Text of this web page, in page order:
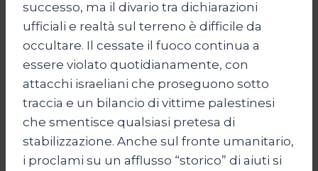
successo, ma il divario tra dichiarazioni
ufficiali e realtà sul terreno è difficile da
occultare. Il cessate il fuoco continua a
essere violato quotidianamente, con
attacchi israeliani che proseguono sotto
traccia e un bilancio di vittime palestinesi
che smentisce qualsiasi pretesa di
stabilizzazione. Anche sul fronte umanitario,
i proclami su un afflusso “storico” di aiuti si